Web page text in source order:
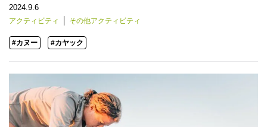
2024.9.6
アクティビティ その他アクティビティ
#カヌー #カヤック